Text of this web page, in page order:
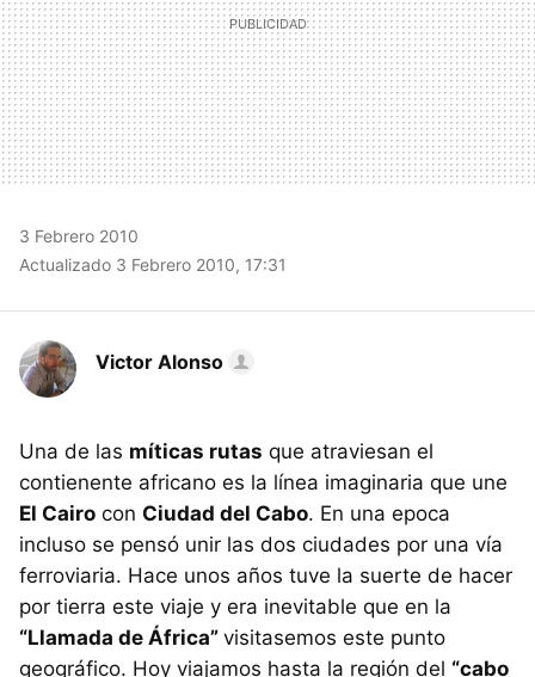
3 Febrero 2010
Actualizado 3 Febrero 2010, 17:31
Victor Alonso
Una de las míticas rutas que atraviesan el
contienente africano es la línea imaginaria que une
El Cairo con Ciudad del Cabo. En una epoca
incluso se pensó unir las dos ciudades por una vía
ferroviaria. Hace unos años tuve la suerte de hacer
por tierra este viaje y era inevitable que en la
“Llamada de África” visitasemos este punto
geográfico. Hoy viajamos hasta la región del “cabo